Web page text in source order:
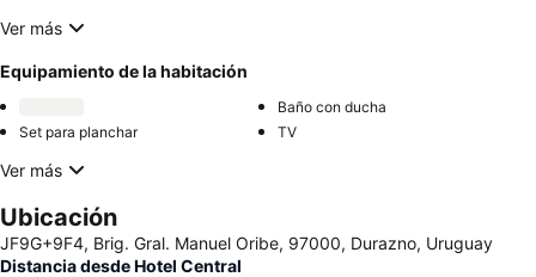
Ver más
Equipamiento de la habitación
Baño con ducha
Set para planchar
TV
Ver más
Ubicación
JF9G+9F4, Brig. Gral. Manuel Oribe, 97000, Durazno, Uruguay
Distancia desde Hotel Central